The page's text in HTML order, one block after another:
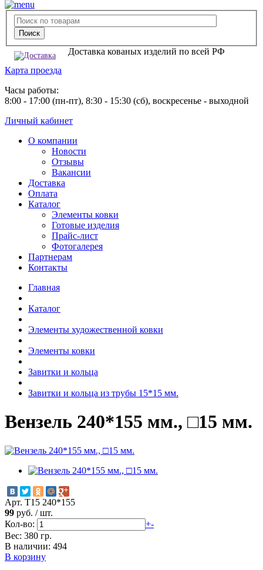
Доставка кованых изделий по всей РФ
Карта проезда
Часы работы:
8:00 - 17:00 (пн-пт), 8:30 - 15:30 (сб), воскресенье - выходной
Личный кабинет
О компании
Новости
Отзывы
Вакансии
Доставка
Оплата
Каталог
Элементы ковки
Готовые изделия
Прайс-лист
Фотогалерея
Партнерам
Контакты
Главная
Каталог
Элементы художественной ковки
Элементы ковки
Завитки и кольца
Завитки и кольца из трубы 15*15 мм.
Вензель 240*155 мм., □15 мм.
Арт. Т15 240*155
99 руб. /шт.
Кол-во:
+-
Вес: 380 гр.
В наличии: 494
В корзину